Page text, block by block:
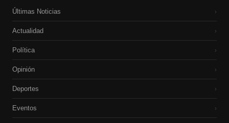
Últimas Noticias ›
Actualidad ›
Política ›
Opinión ›
Deportes ›
Eventos ›